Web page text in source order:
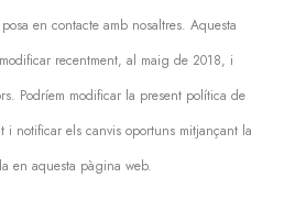
en contacte amb nosaltres. Aquesta
recentment, al maig de 2018, i
Podríem modificar la present política de
i notificar els canvis oportuns mitjançant la
en aquesta pàgina web.